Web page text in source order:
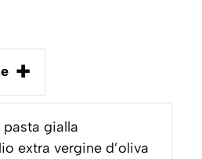
+
gialla
extra vergine d’oliva